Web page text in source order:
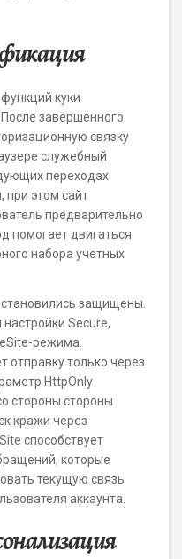
куки
завершенного
связку
служебный
переходах
при этом сайт
предварительно
помогает двигаться
набора учетных
защищены.
Secure,
режима.
только через
HttpOnly
стороны стороны
кражи через
способствует
которые
текущую связь
аккаунта.